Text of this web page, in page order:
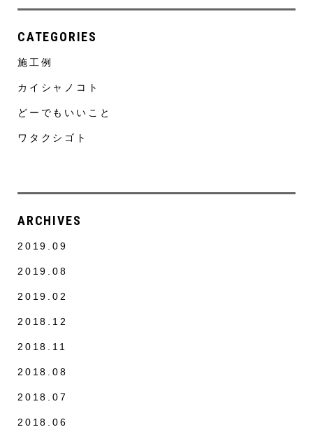
CATEGORIES
施工例
カイシャノコト
どーでもいいこと
ワタクシゴト
ARCHIVES
2019.09
2019.08
2019.02
2018.12
2018.11
2018.08
2018.07
2018.06